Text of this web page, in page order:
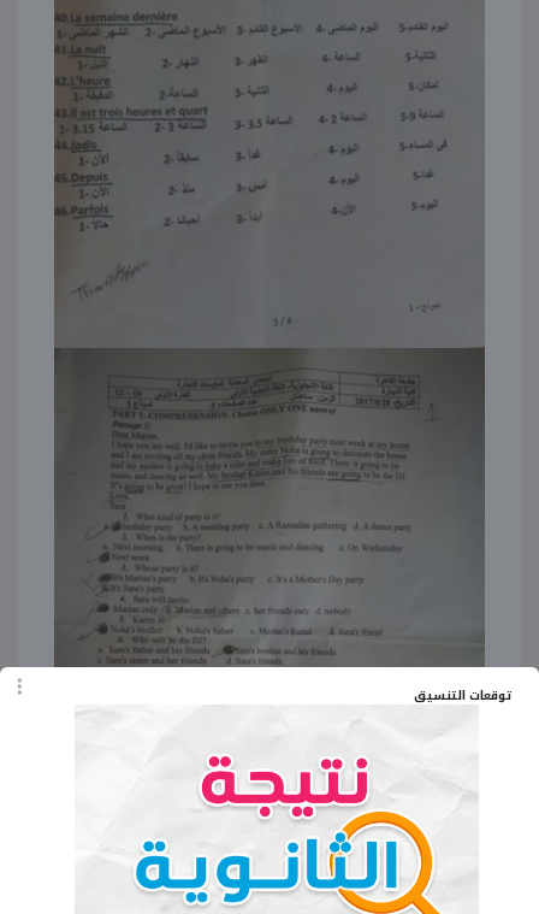
توقعات التنسيق